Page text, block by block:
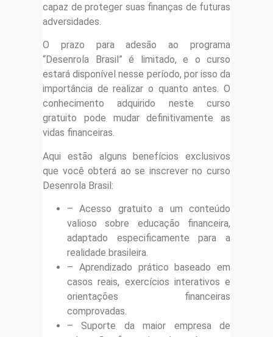
capaz de proteger suas finanças de futuras
adversidades.
O prazo para adesão ao programa
“Desenrola Brasil” é limitado, e o curso
estará disponível nesse período, por isso da
importância de realizar o quanto antes. O
conhecimento adquirido neste curso
gratuito pode mudar definitivamente as
vidas financeiras.
Aqui estão alguns benefícios exclusivos
que você obterá ao se inscrever no curso
Desenrola Brasil:
– Acesso gratuito a um conteúdo
valioso sobre educação financeira,
adaptado especificamente para a
realidade brasileira.
– Aprendizado prático baseado em
casos reais, exercícios interativos e
orientações financeiras
comprovadas.
– Suporte da maior empresa de